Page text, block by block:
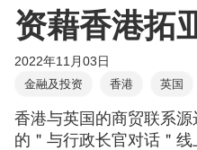
资藉香港拓
2022年11月03日
金融及投资 香港 英国
香港与英国的商贸联系
的＂与行政长官对话＂